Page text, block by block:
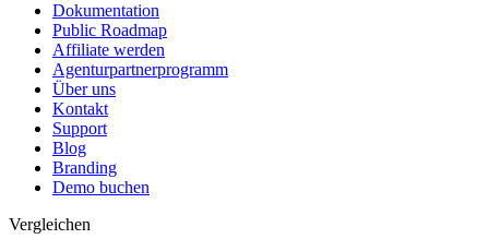
Dokumentation
Public Roadmap
Affiliate werden
Agenturpartnerprogramm
Über uns
Kontakt
Support
Blog
Branding
Demo buchen
Vergleichen